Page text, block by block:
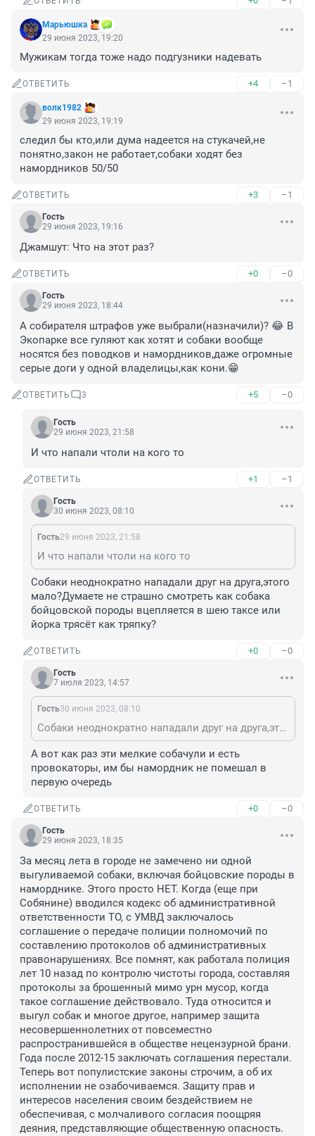
Maрьюшка
29 июня 2023, 19:20
Мужикам тогда тоже надо подгузники надевать
ОТВЕТИТЬ +4 –1
волк1982
29 июня 2023, 19:19
следил бы кто,или дума надеется на стукачей,не
понятно,закон не работает,собаки ходят без
намордников 50/50
ОТВЕТИТЬ +3 –1
Гость
29 июня 2023, 19:16
Джамшут: Что на этот раз?
ОТВЕТИТЬ +0 –0
Гость
29 июня 2023, 18:44
А собирателя штрафов уже выбрали(назначили)? 😂 В
Экопарке все гуляют как хотят и собаки вообще
носятся без поводков и намордников,даже огромные
серые доги у одной владелицы,как кони.😁
ОТВЕТИТЬ 3 +5 –0
Гость
29 июня 2023, 21:58
И что напали чтоли на кого то
ОТВЕТИТЬ +1 –1
Гость
30 июня 2023, 08:10
Гость29 июня 2023, 21:58
И что напали чтоли на кого то
Собаки неоднократно нападали друг на друга,этого
мало?Думаете не страшно смотреть как собака
бойцовской породы вцепляется в шею таксе или
йорка трясёт как тряпку?
ОТВЕТИТЬ +0 –0
Гость
7 июля 2023, 14:57
Гость30 июня 2023, 08:10
Собаки неоднократно нападали друг на друга,этого мало?Думаете не страшно смотреть как собака бойцовской породы вцепляется в шею таксе или йорка трясёт как тряпку?
А вот как раз эти мелкие собачули и есть
провокаторы, им бы намордник не помешал в
первую очередь
ОТВЕТИТЬ +0 –0
Гость
29 июня 2023, 18:35
За месяц лета в городе не замечено ни одной
выгуливаемой собаки, включая бойцовские породы в
наморднике. Этого просто НЕТ. Когда (еще при
Собянине) вводился кодекс об административной
ответственности ТО, с УМВД заключалось
соглашение о передаче полиции полномочий по
составлению протоколов об административных
правонарушениях. Все помнят, как работала полиция
лет 10 назад по контролю чистоты города, составляя
протоколы за брошенный мимо урн мусор, когда
такое соглашение действовало. Туда относится и
выгул собак и многое другое, например защита
несовершеннолетних от повсеместно
распространившейся в обществе нецензурной брани.
Года после 2012-15 заключать соглашения перестали.
Теперь вот популистские законы строчим, а об их
исполнении не озабочиваемся. Защиту прав и
интересов населения своим бездействием не
обеспечивая, с молчаливого согласия поощряя
деяния, представляющие общественную опасность.